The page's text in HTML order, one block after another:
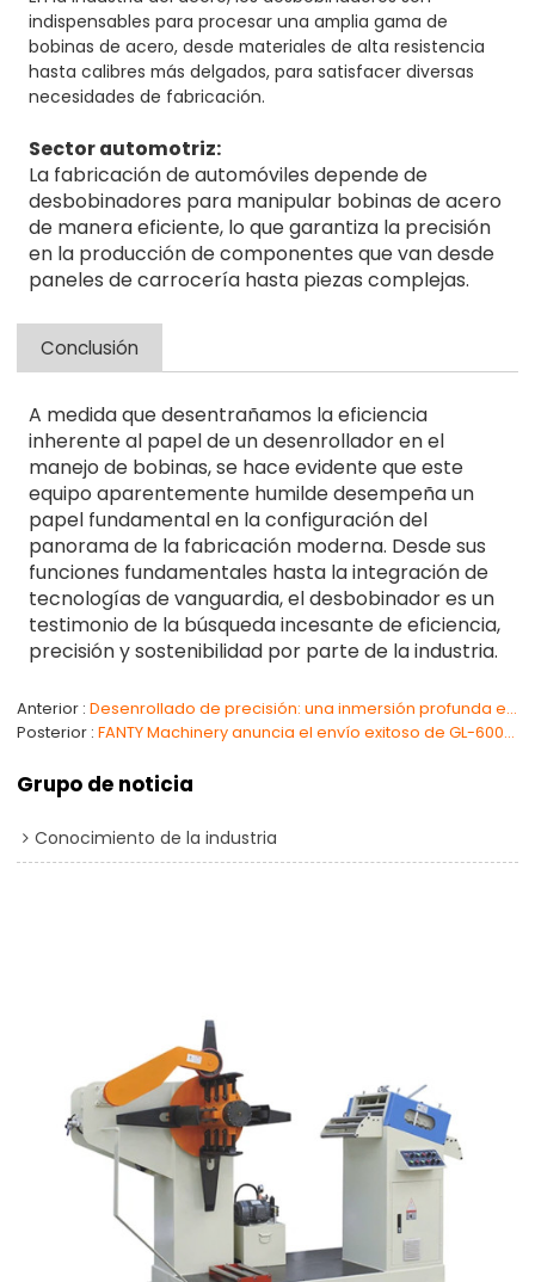
indispensables para procesar una amplia gama de
bobinas de acero, desde materiales de alta resistencia
hasta calibres más delgados, para satisfacer diversas
necesidades de fabricación.
Sector automotriz:
La fabricación de automóviles depende de
desbobinadores para manipular bobinas de acero
de manera eficiente, lo que garantiza la precisión
en la producción de componentes que van desde
paneles de carrocería hasta piezas complejas.
Conclusión
A medida que desentrañamos la eficiencia
inherente al papel de un desenrollador en el
manejo de bobinas, se hace evidente que este
equipo aparentemente humilde desempeña un
papel fundamental en la configuración del
panorama de la fabricación moderna. Desde sus
funciones fundamentales hasta la integración de
tecnologías de vanguardia, el desbobinador es un
testimonio de la búsqueda incesante de eficiencia,
precisión y sostenibilidad por parte de la industria.
Anterior
Desenrollado de precisión: una inmersión profunda en el proceso de desenrollado
Posterior
FANTY Machinery anuncia el envío exitoso de GL-600 a Italia
Grupo de noticia
Conocimiento de la industria